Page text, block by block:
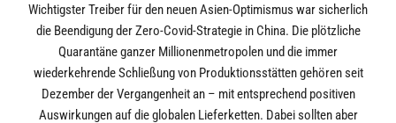
Wichtigster Treiber für den neuen Asien-Optimismus war sicherlich
die Beendigung der Zero-Covid-Strategie in China. Die plötzliche
Quarantäne ganzer Millionenmetropolen und die immer
wiederkehrende Schließung von Produktionsstätten gehören seit
Dezember der Vergangenheit an – mit entsprechend positiven
Auswirkungen auf die globalen Lieferketten. Dabei sollten aber